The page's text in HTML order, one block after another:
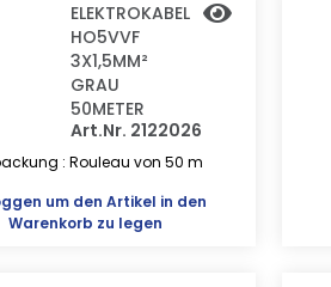
ELEKTROKABEL
HO5VVF
3X1,5MM²
GRAU
50METER
Art.Nr. 2122026
: Rouleau von 50 m
um den Artikel in den
Warenkorb zu legen